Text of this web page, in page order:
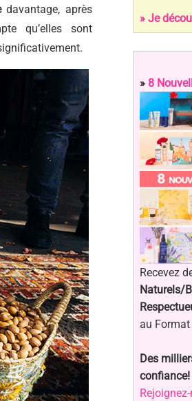
davantage, après
qu’elles sont
» Je
» 8
Recevez
Naturels/
au
Des
confiance!